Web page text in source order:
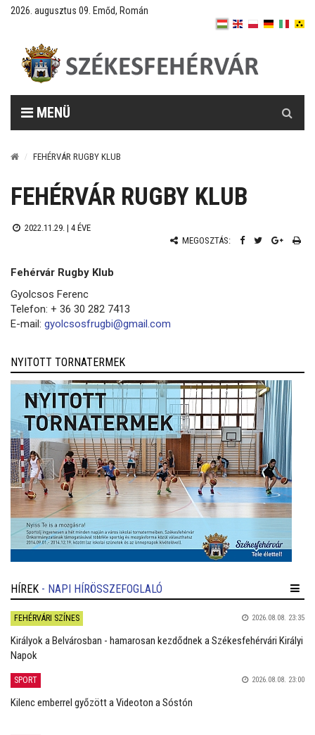
2026. augusztus 09. Emőd, Román
MENÜ
FEHÉRVÁR RUGBY KLUB
FEHÉRVÁR RUGBY KLUB
2022.11.29. | 4 ÉVE
MEGOSZTÁS:
Fehérvár Rugby Klub
Gyolcsos Ferenc
Telefon: + 36 30 282 7413
E-mail: gyolcsosfrugbi@gmail.com
NYITOTT TORNATERMEK
HÍREK - NAPI HÍRÖSSZEFOGLALÓ
FEHÉRVÁRI SZÍNES 2026.08.08. 23:35
Királyok a Belvárosban - hamarosan kezdődnek a Székesfehérvári Királyi
Napok
SPORT 2026.08.08. 23:00
Kilenc emberrel győzött a Videoton a Sóstón